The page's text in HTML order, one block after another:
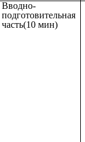
Вводно-
подготовительная
часть(10 мин)